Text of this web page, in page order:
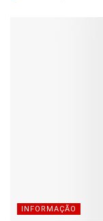
INFORMAÇÃO